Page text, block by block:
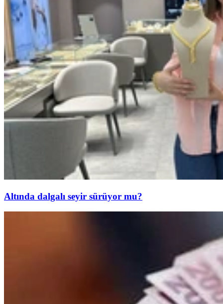
Altında dalgalı seyir sürüyor mu?